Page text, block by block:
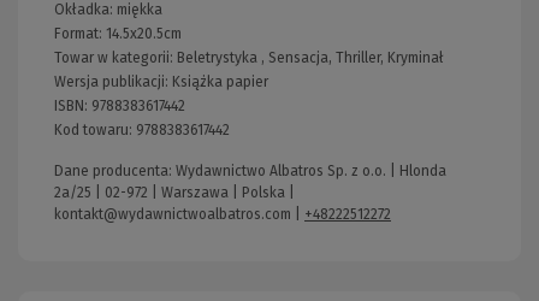
Okładka: miękka
Format: 14.5x20.5cm
Towar w kategorii: Beletrystyka , Sensacja, Thriller, Kryminał
Wersja publikacji: Książka papier
ISBN: 9788383617442
Kod towaru: 9788383617442
Dane producenta: Wydawnictwo Albatros Sp. z o.o. | Hlonda
2a/25 | 02-972 | Warszawa | Polska |
kontakt@wydawnictwoalbatros.com
+48222512272